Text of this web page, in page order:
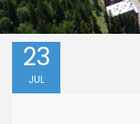
23
JUL